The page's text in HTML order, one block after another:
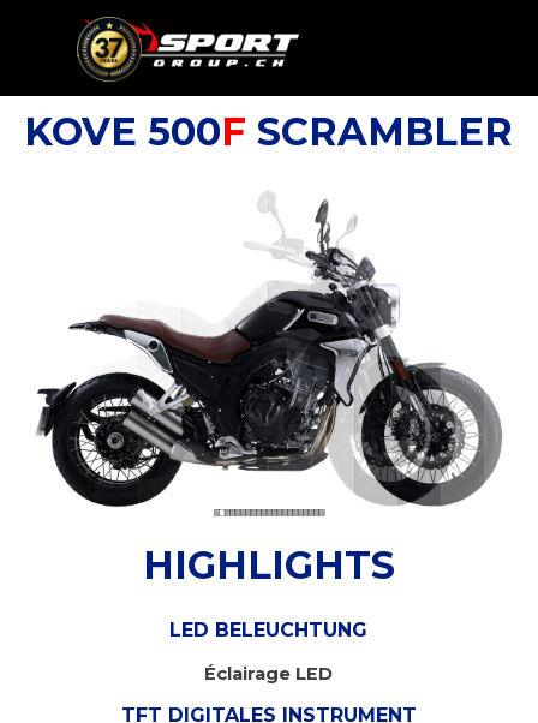
Skip menu
KOVE 500F SCRAMBLER
HIGHLIGHTS
LED BELEUCHTUNG
Éclairage LED
TFT DIGITALES INSTRUMENT